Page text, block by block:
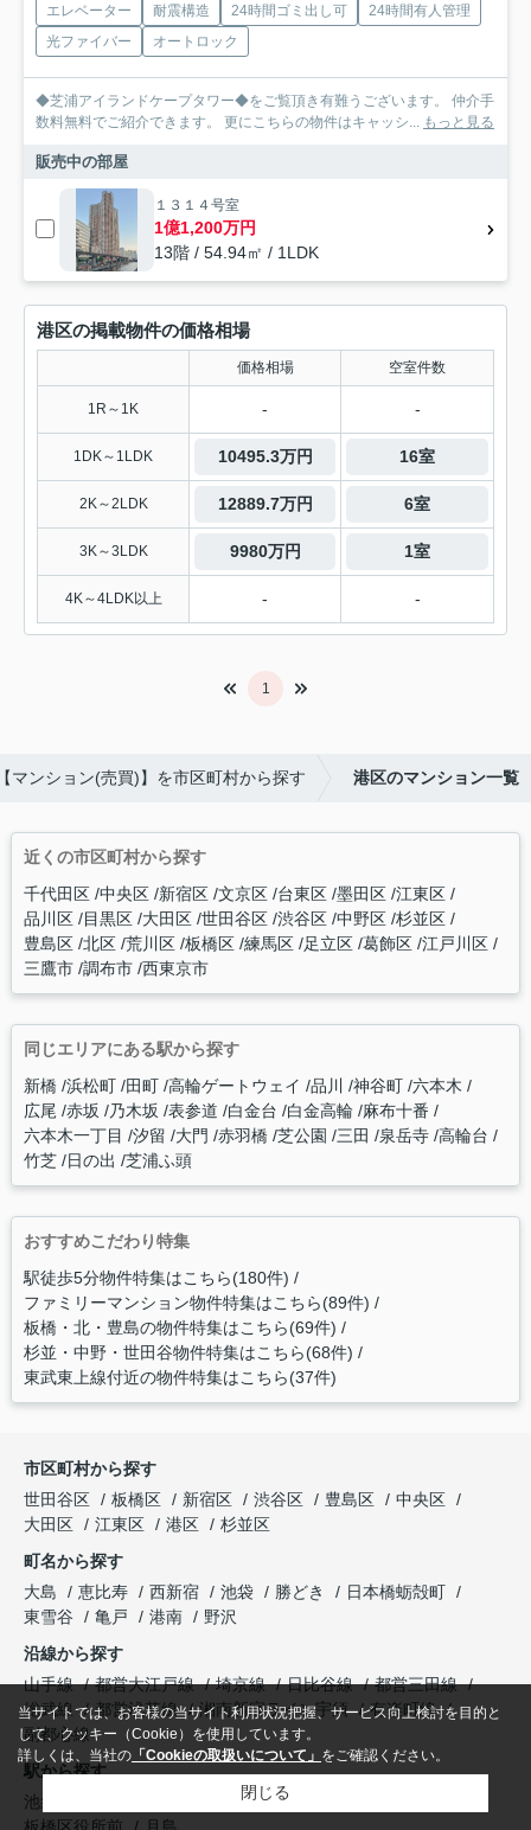
エレベーター 耐震構造 24時間ゴミ出し可
24時間有人管理
光ファイバー
オートロック
◆芝浦アイランドケープタワー◆をご覧頂き有難うございます。 仲介手
数料無料でご紹介できます。 更にこちらの物件はキャッシ...
もっと見る
販売中の部屋
１３１４号室
1億1,200万円
13階 / 54.94㎡ / 1LDK
港区の掲載物件の価格相場
価格相場 空室件数
1R～1K - -
1DK～1LDK 10495.3万円 16室
2K～2LDK 12889.7万円 6室
3K～3LDK 9980万円 1室
4K～4LDK以上 - -
1
マンション(売買)】を市区町村から探す 港区のマンション一覧
近くの市区町村から探す
千代田区 中央区 新宿区 文京区 台東区 墨田区 江東区
品川区 目黒区 大田区 世田谷区 渋谷区 中野区 杉並区
豊島区 北区 荒川区 板橋区 練馬区 足立区 葛飾区 江戸川区
三鷹市 調布市 西東京市
同じエリアにある駅から探す
新橋 浜松町 田町 高輪ゲートウェイ 品川 神谷町 六本木
広尾 赤坂 乃木坂 表参道 白金台 白金高輪 麻布十番
六本木一丁目
汐留 大門 赤羽橋 芝公園 三田 泉岳寺 高輪台
竹芝 日の出 芝浦ふ頭
おすすめこだわり特集
駅徒歩5分物件特集はこちら(180件)
ファミリーマンション物件特集はこちら(89件)
板橋・北・豊島の物件特集はこちら(69件)
杉並・中野・世田谷物件特集はこちら(68件)
東武東上線付近の物件特集はこちら(37件)
市区町村から探す
世田谷区
板橋区 新宿区 渋谷区 豊島区
中央区
大田区
江東区 港区
杉並区
町名から探す
大島
恵比寿 西新宿 池袋 勝どき
日本橋蛎殻町
東雪谷
亀戸 港南
野沢
沿線から探す
山手線
都営大江戸線 埼京線 日比谷線
都営三田線
総武線
都営浅草線 湘南新宿ライン宇須
有楽町線
副都心線
駅から探す
池袋
人形町 広尾
板橋区役所前
月島
当サイトでは、お客様の当サイト利用状況把握、サービス向上検討を目的と
して、クッキー（Cookie）を使用しています。
詳しくは、当社の 「Cookieの取扱いについて」 をご確認ください。
閉じる